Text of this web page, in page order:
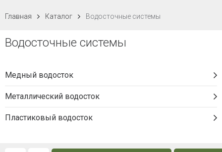
Главная Каталог Водосточные системы
Водосточные системы
Медный водосток
Металлический водосток
Пластиковый водосток